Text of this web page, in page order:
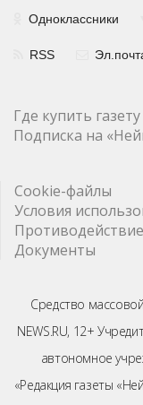
Одноклассники
RSS
Где купить газету
Подписка на
Cookie-файлы
Условия
Документы
Средство
NEWS.RU, 12+
автономное
«Редакция газеты